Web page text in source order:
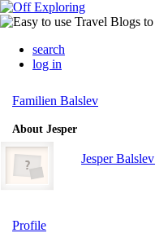
search
log in
Familien Balslev
About Jesper
Jesper Balslev
Profile